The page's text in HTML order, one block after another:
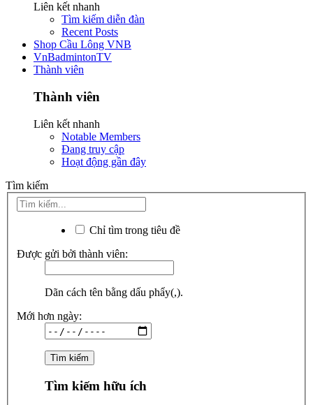
Liên kết nhanh
Tìm kiếm diễn đàn
Recent Posts
Shop Cầu Lông VNB
VnBadmintonTV
Thành viên
Thành viên
Liên kết nhanh
Notable Members
Đang truy cập
Hoạt động gần đây
Tìm kiếm
Chỉ tìm trong tiêu đề
Được gửi bởi thành viên:
Dãn cách tên bằng dấu phẩy(,).
Mới hơn ngày:
Tìm kiếm hữu ích